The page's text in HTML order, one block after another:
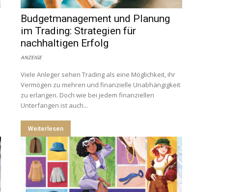
Budgetmanagement und Planung
im Trading: Strategien für
nachhaltigen Erfolg
ANZEIGE
Viele Anleger sehen Trading als eine Möglichkeit, ihr
Vermögen zu mehren und finanzielle Unabhängigkeit
zu erlangen. Doch wie bei jedem finanziellen
Unterfangen ist auch...
Weiterlesen